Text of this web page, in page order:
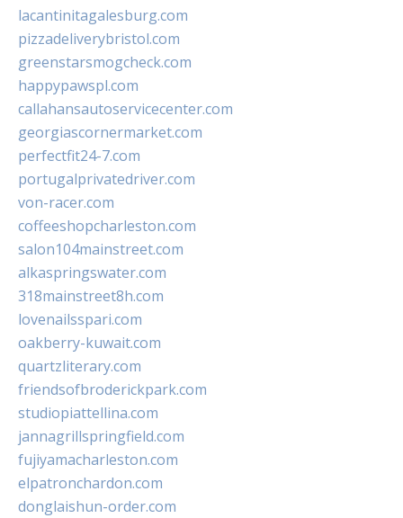
lacantinitagalesburg.com
pizzadeliverybristol.com
greenstarsmogcheck.com
happypawspl.com
callahansautoservicecenter.com
georgiascornermarket.com
perfectfit24-7.com
portugalprivatedriver.com
von-racer.com
coffeeshopcharleston.com
salon104mainstreet.com
alkaspringswater.com
318mainstreet8h.com
lovenailsspari.com
oakberry-kuwait.com
quartzliterary.com
friendsofbroderickpark.com
studiopiattellina.com
jannagrillspringfield.com
fujiyamacharleston.com
elpatronchardon.com
donglaishun-order.com